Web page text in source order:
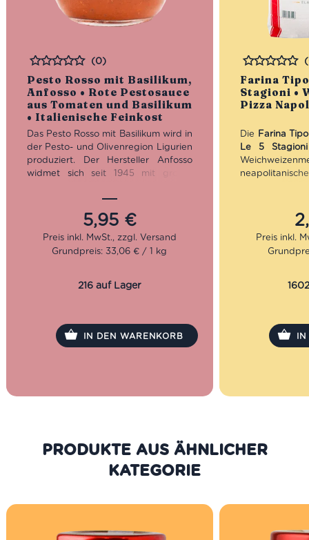
Pesto Rosso mit Basilikum,
Anfosso • Rote Pestosauce
aus Tomaten und Basilikum
• Italienische Feinkost
Bewertet
(0)
Das Pesto Rosso mit Basilikum wird in
der Pesto- und Olivenregion Ligurien
produziert. Der Hersteller Anfosso
widmet sich seit 1945 mit großer
anderen italienischen Feinkost
Produkten, wie dieses Pesto und
verschiedenste Antipasti. Die
Zutaten baut Anfosso noch selbst an.
Mit behutsamen, ursprünglichen
Erfahrung kommt nun mal die beste
Qualität. Darum jetzt unbedingt
5,95 €
Grundpreis: 33,06 € / 1 kg
216 auf Lager
IN DEN WARENKORB
Farina
Stagioni •
Pizza
Bewertet
Die Farina
Le 5 Stagioni
Pizzamehl
elastische
mit luftigem
IN
PRODUKTE AUS DER GLEICHEN
KATEGORIE